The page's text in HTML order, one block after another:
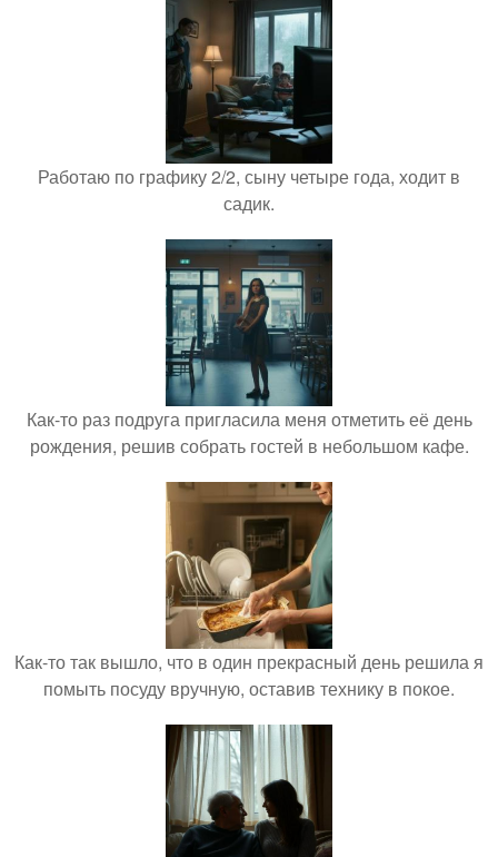
Работаю по графику 2/2, сыну четыре года, ходит в
садик.
Как-то раз подруга пригласила меня отметить её день
рождения, решив собрать гостей в небольшом кафе.
Как-то так вышло, что в один прекрасный день решила я
помыть посуду вручную, оставив технику в покое.